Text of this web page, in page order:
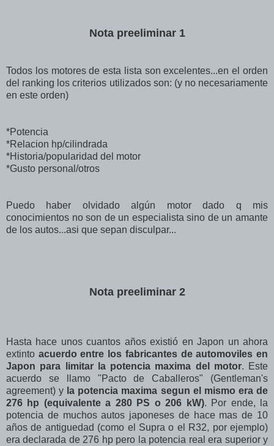
Nota preeliminar 1
Todos los motores de esta lista son excelentes...en el orden
del ranking los criterios utilizados son: (y no necesariamente
en este orden)
*Potencia
*Relacion hp/cilindrada
*Historia/popularidad del motor
*Gusto personal/otros
Puedo haber olvidado algún motor dado q mis
conocimientos no son de un especialista sino de un amante
de los autos...asi que sepan disculpar...
Nota preeliminar 2
Hasta hace unos cuantos años existió en Japon un ahora
extinto acuerdo entre los fabricantes de automoviles en
Japon para limitar la potencia maxima del motor. Este
acuerdo se llamo "Pacto de Caballeros" (Gentleman's
agreement) y la potencia maxima segun el mismo era de
276 hp (equivalente a 280 PS o 206 kW). Por ende, la
potencia de muchos autos japoneses de hace mas de 10
años de antiguedad (como el Supra o el R32, por ejemplo)
era declarada de 276 hp pero la potencia real era superior y